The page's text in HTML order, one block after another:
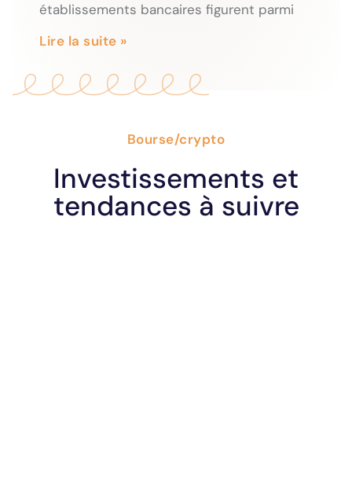
établissements bancaires figurent parmi
Lire la suite »
Bourse/crypto
Investissements et
tendances à suivre